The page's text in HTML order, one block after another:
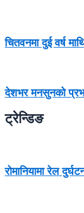
चितवनमा दुई वर्ष
देशभर मनसुनको
ट्रेन्डिङ
रोमानियामा रेल